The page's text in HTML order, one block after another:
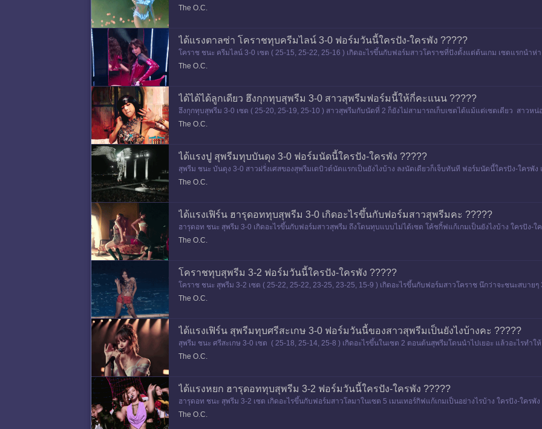
The O.C.
ได้แรงตาลซ่า โคราชทุบครีมไลน์ 3-0 ฟอร์มวันนี้ใครปัง-ใครพัง ?????
โคราช ชนะ ครีมไลน์ 3-0 เซต ( 25-15, 25-22, 25-16 ) เกิดอะไรขึ้นกับฟอร์มสาวโคราชที่ปังตั้งแต่ต้นเกม เซตแรกนำ
ครปัง-ใครพัง นัดต่อไปพอจะมีลุ้นทุบสา
The O.C.
ได้ได้ได้ลูกเดียว ฮึงกุกทุบสุพรีม 3-0 สาวสุพรีมฟอร์มนี้ให้กี่คะแนน ?????
ฮึงกุกทุบสุพรีม 3-0 เซต ( 25-20, 25-19, 25-10 ) สาวสุพรีมกับนัดที่ 2 ก็ยังไม่สามารถเก็บเซตได้แม้แต่เซตเดียว สาวห
สาวแคปหมู สาวน้ำผึ้ง สาวเบส
The O.C.
ได้แรงปู สุพรีมทุบบันดุง 3-0 ฟอร์มนัดนี้ใครปัง-ใครพัง ?????
สุพรีม ชนะ บันดุง 3-0 สาวฝรั่งเศสของสุพรีมเดบิวต์นัดแรกเป็นยังไงบ้าง ลงนัดเดียวก็เจ็บทันที ฟอร์มนัดนี้ใครปัง-ใคร
ร์สาดบอลออกให้กี่คะแนน ???
The O.C.
ได้แรงเฟิร์น ฮารุดอททุบสุพรีม 3-0 เกิดอะไรขึ้นกับฟอร์มสาวสุพรีมคะ ?????
ฮารุดอท ชนะ สุพรีม 3-0 เกิดอะไรขึ้นกับฟอร์มสาวสุพรีม ถึงโดนทุบแบบไม่ได้เซต โค้ชกิ้ฟแก้เกมเป็นยังไงบ้าง ใครปัง-ใ
The O.C.
โคราชทุบสุพรีม 3-2 ฟอร์มวันนี้ใครปัง-ใครพัง ?????
โคราช ชนะ สุพรีม 3-2 เซต ( 25-22, 25-22, 23-25, 23-25, 15-9 ) เกิดอะไรขึ้นกับฟอร์มสาวโคราช นึกว่าจะชนะสบาย
ดนนำห่างถึง 6-0 ตั้งแต่ต้น ฟอร์มวั
The O.C.
ได้แรงเฟิร์น สุพรีมทุบศรีสะเกษ 3-0 ฟอร์มวันนี้ของสาวสุพรีมเป็นยังไงบ้างคะ ?????
สุพรีม ชนะ ศรีสะเกษ 3-0 เซต ( 25-18, 25-14, 25-8 ) เกิดอะไรขึ้นในเซต 2 ตอนต้นสุพรีมโดนนำไปเยอะ แล้วอะไร
ใครปัง-ใครพัง ควีนเฟิร์นเดบิวต
The O.C.
ได้แรงหยก ฮารุดอททุบสุพรีม 3-2 ฟอร์มวันนี้ใครปัง-ใครพัง ?????
ฮารุดอท ชนะ สุพรีม 3-2 เซต เกิดอะไรขึ้นกับฟอร์มสาวโลมาในเซต 5 เมนเทอร์กิฟแก้เกมเป็นอย่างไรบ้าง ใครปัง-ใครพั
The O.C.